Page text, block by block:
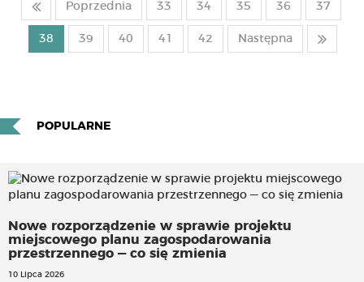
Poprzednia 33 34 35 36 37
38 39 40 41 42 Następna
POPULARNE
Nowe rozporządzenie w sprawie projektu
miejscowego planu zagospodarowania
przestrzennego — co się zmienia
10 Lipca 2026